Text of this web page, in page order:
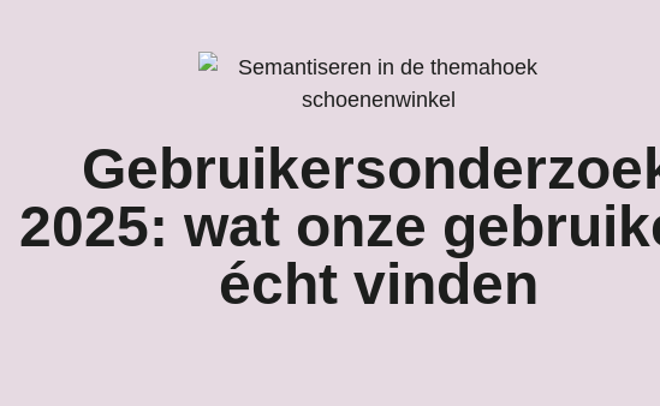
2025: wat onze
écht vinden